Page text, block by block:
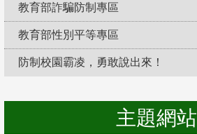
教育部詐騙防制專區
教育部性別平等專區
防制校園霸凌，勇敢說出來！
主題網站